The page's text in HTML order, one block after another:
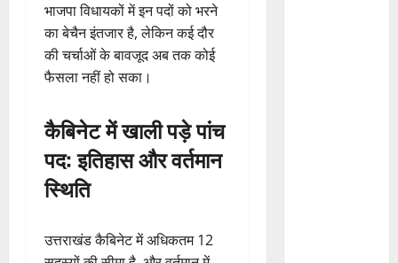
भाजपा विधायकों में इन पदों को भरने
का बेचैन इंतजार है, लेकिन कई दौर
की चर्चाओं के बावजूद अब तक कोई
फैसला नहीं हो सका।
कैबिनेट में खाली पड़े पांच
पद: इतिहास और वर्तमान
स्थिति
उत्तराखंड कैबिनेट में अधिकतम 12